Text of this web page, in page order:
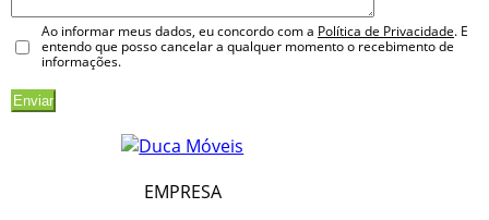
Ao informar meus dados, eu concordo com a Política de Privacidade. E
entendo que posso cancelar a qualquer momento o recebimento de
informações.
EMPRESA